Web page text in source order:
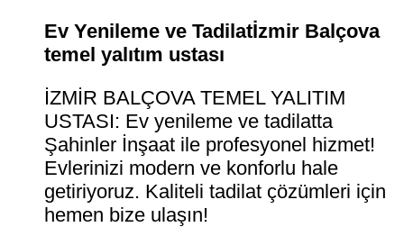
Ev Yenileme ve Tadilatİzmir Balçova
temel yalıtım ustası
İZMİR BALÇOVA TEMEL YALITIM
USTASI: Ev yenileme ve tadilatta
Şahinler İnşaat ile profesyonel hizmet!
Evlerinizi modern ve konforlu hale
getiriyoruz. Kaliteli tadilat çözümleri için
hemen bize ulaşın!